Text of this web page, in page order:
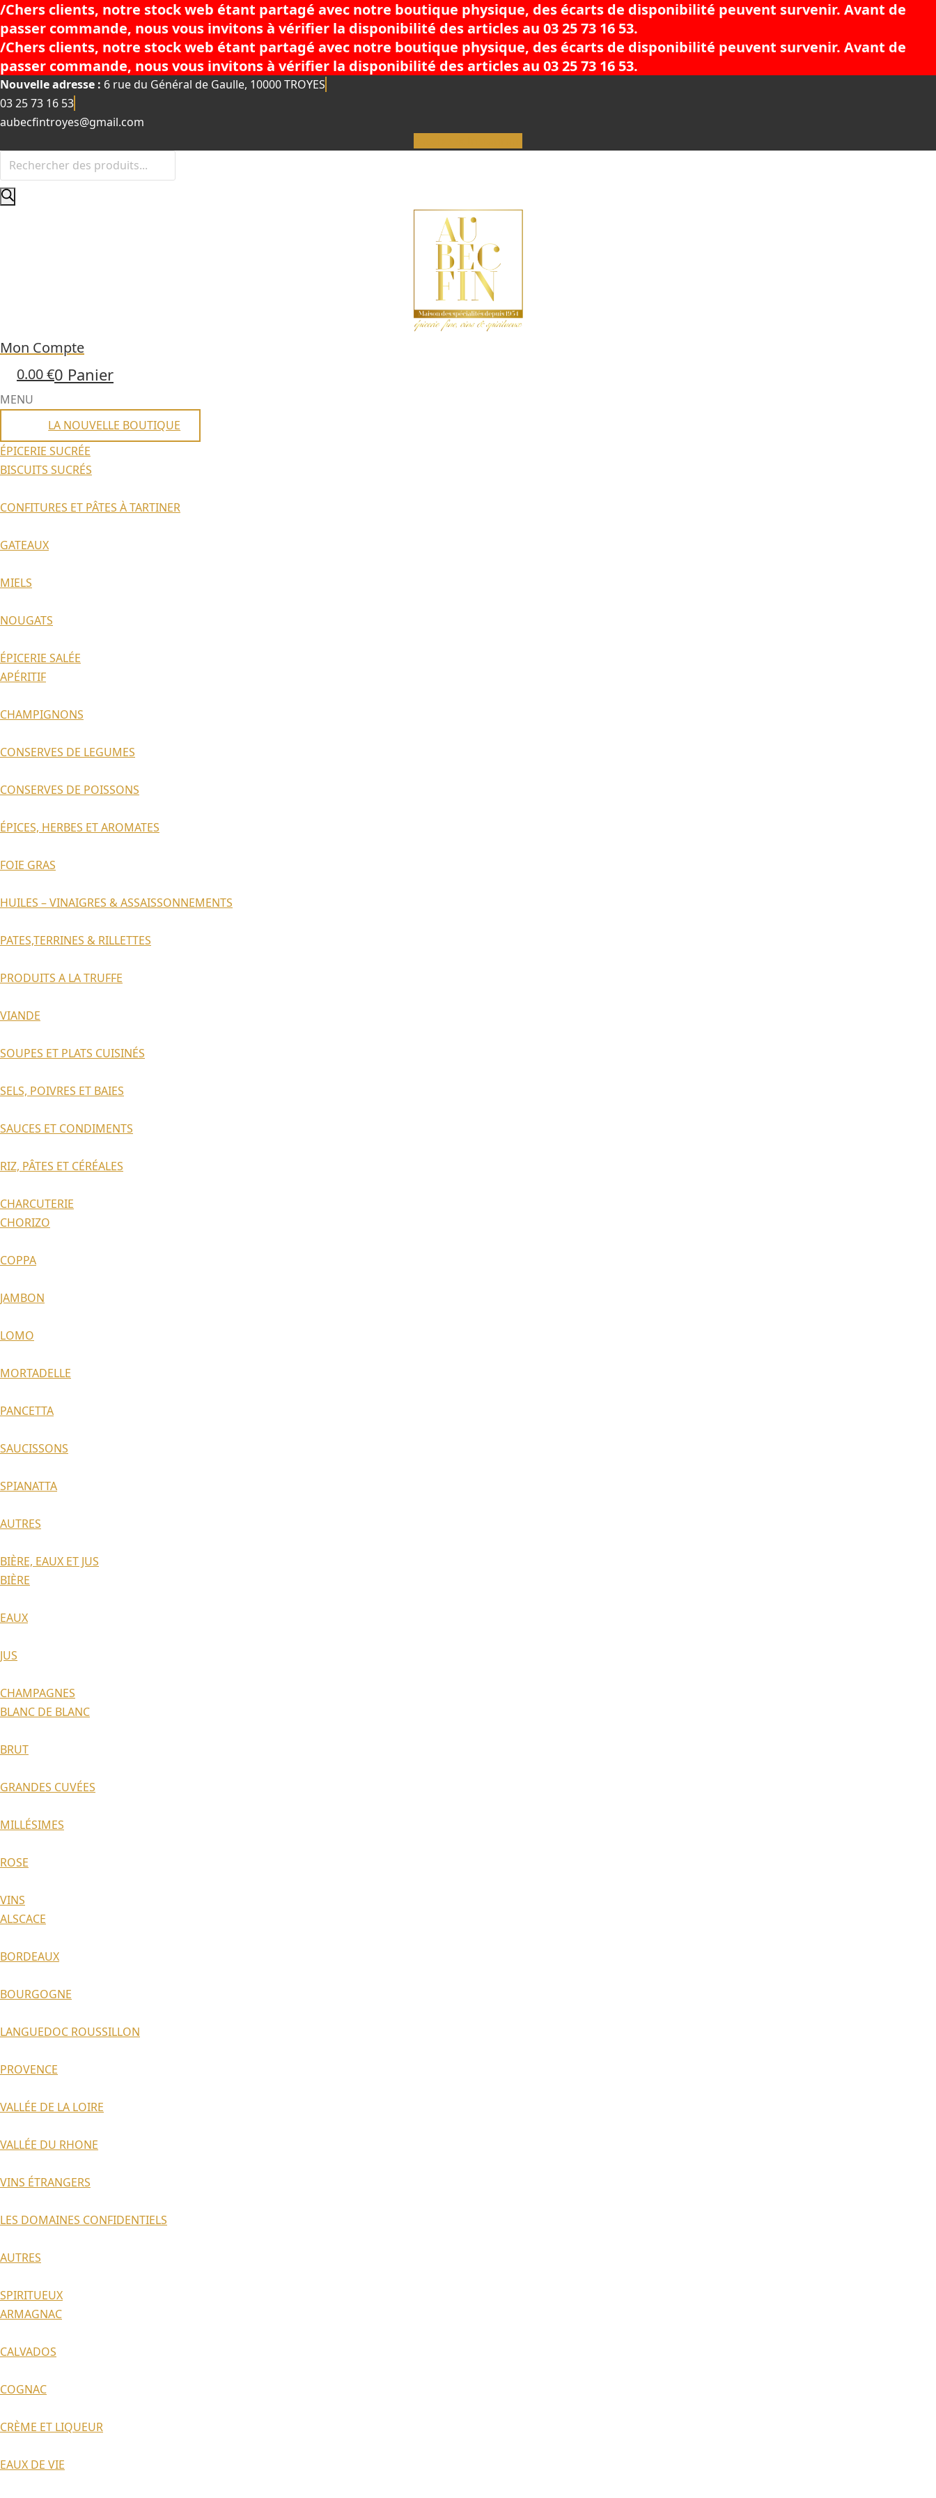
Chers clients, notre stock web étant partagé avec notre boutique physique, des écarts de disponibilité peuvent survenir. Avant de
passer commande, nous vous invitons à vérifier la disponibilité des articles au 03 25 73 16 53.
Chers clients, notre stock web étant partagé avec notre boutique physique, des écarts de disponibilité peuvent survenir. Avant de
passer commande, nous vous invitons à vérifier la disponibilité des articles au 03 25 73 16 53.
Nouvelle adresse : 6 rue du Général de Gaulle, 10000 TROYES
03 25 73 16 53
aubecfintroyes@gmail.com
Recherche
de
produits
Mon Compte
0.00€0 Panier
MENU
LA NOUVELLE BOUTIQUE
ÉPICERIE SUCRÉE
BISCUITS SUCRÉS
CONFITURES ET PÂTES À TARTINER
GATEAUX
MIELS
NOUGATS
ÉPICERIE SALÉE
APÉRITIF
CHAMPIGNONS
CONSERVES DE LEGUMES
CONSERVES DE POISSONS
ÉPICES, HERBES ET AROMATES
FOIE GRAS
HUILES – VINAIGRES & ASSAISSONNEMENTS
PATES,TERRINES & RILLETTES
PRODUITS A LA TRUFFE
VIANDE
SOUPES ET PLATS CUISINÉS
SELS, POIVRES ET BAIES
SAUCES ET CONDIMENTS
RIZ, PÂTES ET CÉRÉALES
CHARCUTERIE
CHORIZO
COPPA
JAMBON
LOMO
MORTADELLE
PANCETTA
SAUCISSONS
SPIANATTA
AUTRES
BIÈRE, EAUX ET JUS
BIÈRE
EAUX
JUS
CHAMPAGNES
BLANC DE BLANC
BRUT
GRANDES CUVÉES
MILLÉSIMES
ROSE
VINS
ALSCACE
BORDEAUX
BOURGOGNE
LANGUEDOC ROUSSILLON
PROVENCE
VALLÉE DE LA LOIRE
VALLÉE DU RHONE
VINS ÉTRANGERS
LES DOMAINES CONFIDENTIELS
AUTRES
SPIRITUEUX
ARMAGNAC
CALVADOS
COGNAC
CRÈME ET LIQUEUR
EAUX DE VIE